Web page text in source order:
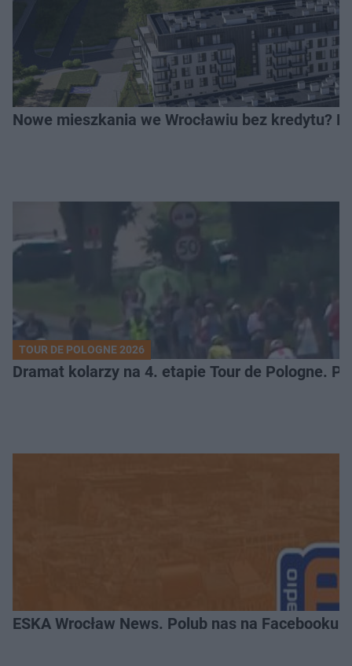
Nowe mieszkania we Wrocławiu bez kredytu?
TOUR DE POLOGNE 2026
Dramat kolarzy na 4. etapie Tour de Pologne.
ESKA Wrocław News. Polub nas na Facebooku!